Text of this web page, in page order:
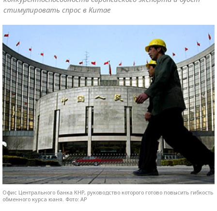
стимулировать спрос в Китае
Офис Центрального банка КНР, руководство которого готово повысить гибкость
обменного курса юаня. Фото: AP